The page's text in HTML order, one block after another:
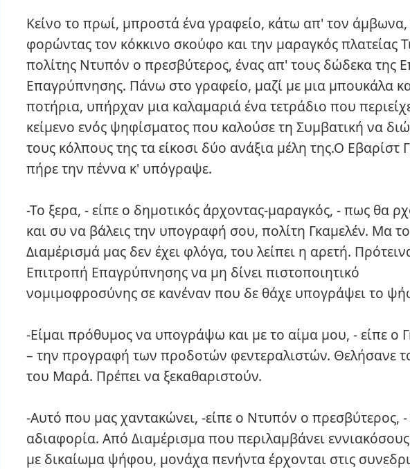
Κείνο το πρωί, μπροστά ένα γραφείο, κάτω απ' τον άμβωνα,
φορώντας τον κόκκινο σκούφο και την μαραγκός πλατείας
πολίτης Ντυπόν ο πρεσβύτερος, ένας απ' τους δώδεκα της
Επαγρύπνησης. Πάνω στο γραφείο, μαζί με μια μπουκάλα
ποτήρια, υπήρχαν μια καλαμαριά ένα τετράδιο που
κείμενο ενός ψηφίσματος που καλούσε τη Συμβατική να
τους κόλπους της τα είκοσι δύο ανάξια μέλη της.Ο Εβαρίστ
πήρε την πέννα κ' υπόγραψε.
-Το ξερα, - είπε ο δημοτικός άρχοντας-μαραγκός, - πως θα
και συ να βάλεις την υπογραφή σου, πολίτη Γκαμελέν. Μα το
Διαμέρισμά μας δεν έχει φλόγα, του λείπει η αρετή.
Επιτροπή Επαγρύπνησης να μη δίνει πιστοποιητικό
νομιμοφροσύνης σε κανέναν που δε θάχε υπογράψει το
-Είμαι πρόθυμος να υπογράψω και με το αίμα μου, - είπε ο
– την προγραφή των προδοτών φεντεραλιστών. Θελήσανε
του Μαρά. Πρέπει να ξεκαθαριστούν.
-Αυτό που μας χαντακώνει, -είπε ο Ντυπόν ο πρεσβύτερος, -
αδιαφορία. Από Διαμέρισμα που περιλαμβάνει εννιακόσους
με δικαίωμα ψήφου, μονάχα πενήντα έρχονται στις